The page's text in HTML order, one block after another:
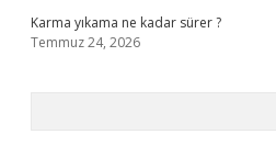
Karma yıkama ne kadar sürer ?
Temmuz 24, 2026